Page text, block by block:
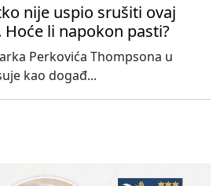
nije uspio srušiti ovaj
li napokon pasti?
Perkovića Thompsona u
kao događ...